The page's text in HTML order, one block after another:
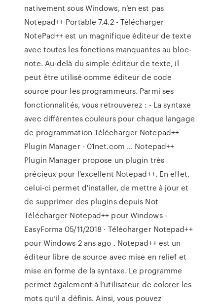
nativement sous Windows, n’en est pas
Notepad++ Portable 7.4.2 - Télécharger
NotePad++ est un magnifique éditeur de texte
avec toutes les fonctions manquantes au bloc-
note. Au-delà du simple éditeur de texte, il
peut être utilisé comme éditeur de code
source pour les programmeurs. Parmi ses
fonctionnalités, vous retrouverez : - La syntaxe
avec différentes couleurs pour chaque langage
de programmation Télécharger Notepad++
Plugin Manager - 01net.com ... Notepad++
Plugin Manager propose un plugin très
précieux pour l'excellent Notepad++. En effet,
celui-ci permet d'installer, de mettre à jour et
de supprimer des plugins depuis Not
Télécharger Notepad++ pour Windows -
EasyForma 05/11/2018 · Télécharger Notepad++
pour Windows 2 ans ago . Notepad++ est un
éditeur libre de source avec mise en relief et
mise en forme de la syntaxe. Le programme
permet également à l’utilisateur de colorer les
mots qu’il a définis. Ainsi, vous pouvez